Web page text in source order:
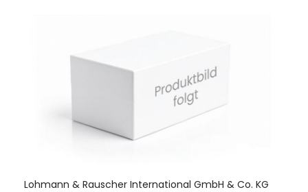
Lohmann & Rauscher International GmbH & Co. KG